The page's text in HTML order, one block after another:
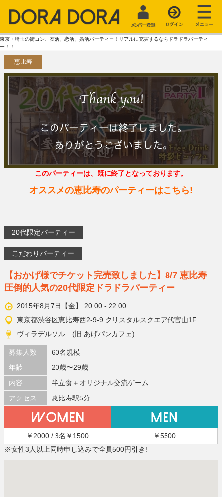
東京・埼玉の街コン、友活、恋活、婚活パーティー！リアルに充実するならドラドラパーティ
ー！！
恵比寿
このパーティーは、既に終了となっております。
オススメの恵比寿のパーティーはこちら!
20代限定パーティー
こだわりパーティー
【おかげ様でチケット完売致しました】8/7 恵比寿
圧倒的人気の20代限定ドラドラパーティー
2015年8月7日【金】 20:00 - 22:00
東京都渋谷区恵比寿西2-9-9 クリスタルスクエア代官山1F
ヴィラデルソル (旧:あげパンカフェ)
募集人数
60名規模
年齢
20歳〜29歳
内容
半立食＋オリジナル交流ゲーム
アクセス
恵比寿駅5分
￥2000 / 3名￥1500
￥5500
※女性3人以上同時申し込みで全員500円引き!